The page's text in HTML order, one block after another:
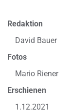
Redaktion
David Bauer
Fotos
Mario Riener
Erschienen
1.12.2021